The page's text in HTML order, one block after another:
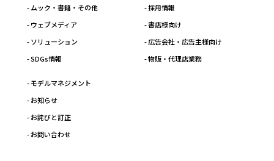
- ムック・書籍・その他
- ウェブメディア
- ソリューション
- SDGs情報
- 採用情報
- 書店様向け
- 広告会社・広告主様向け
- 物販・代理店業務
- モデルマネジメント
- お知らせ
- お詫びと訂正
- お問い合わせ